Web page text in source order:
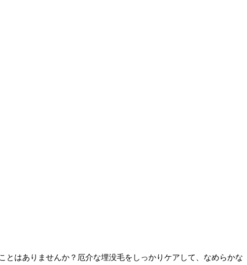
はありませんか？厄介な埋没毛をしっかりケアして、なめらかな